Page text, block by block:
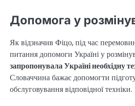
Допомога у
Як відзначив Фіцо, під час
питання допомоги Україні у
запропонувала Україні необхідну
Словаччина бажає допомогти
обслуговування відповідної техніки.